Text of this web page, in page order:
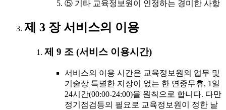
⑤ 기타 교육정보원이 인정하는 경미한 사항
제 3 장 서비스의 이용
제 9 조 (서비스 이용시간)
서비스의 이용 시간은 교육정보원의 업무 및
기술상 특별한 지장이 없는 한 연중무휴, 1일
24시간(00:00-24:00)을 원칙으로 합니다. 다만
정기점검등의 필요로 교육정보원이 정한 날